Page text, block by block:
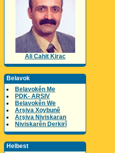
Ali Cahit Kirac
Belavok
Belavokên Me
PDK- ARSIV
Belavokên We
Arşiva Xoybunê
Arşiva Niviskaran
Niviskarên Derkirî
Helbest